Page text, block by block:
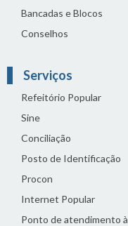
Bancadas e Blocos
Conselhos
Serviços
Refeitório Popular
Sine
Conciliação
Posto de Identificação
Procon
Internet Popular
Ponto de atendimento à